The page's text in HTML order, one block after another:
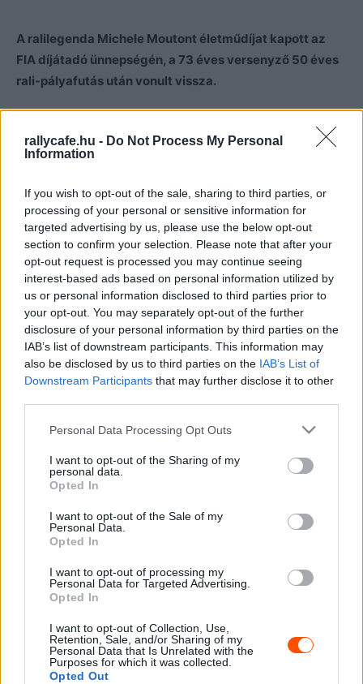
rallycafe.hu - Do Not Process My Personal
Information
If you wish to opt-out of the sale, sharing to third parties, or
processing of your personal or sensitive information for
targeted advertising by us, please use the below opt-out
section to confirm your selection. Please note that after your
opt-out request is processed you may continue seeing
interest-based ads based on personal information utilized by
us or personal information disclosed to third parties prior to
your opt-out. You may separately opt-out of the further
disclosure of your personal information by third parties on the
IAB’s list of downstream participants. This information may
also be disclosed by us to third parties on the IAB’s List of
Downstream Participants that may further disclose it to other
Please note that this website/app uses one or more Google
not limited to your visit or usage behaviour. You may click to
grant or deny consent to Google and its third-party tags to
use your data for below specified purposes in below Google
consent section.
Personal Data Processing Opt Outs
I want to opt-out of the Sharing of my
personal data.
Opted In
I want to opt-out of the Sale of my
Personal Data.
Opted In
I want to opt-out of processing my
Personal Data for Targeted Advertising.
Opted In
I want to opt-out of Collection, Use,
Retention, Sale, and/or Sharing of my
Personal Data that Is Unrelated with the
Purposes for which it was collected.
Opted Out
A ralilegenda Michele Moutont életműdíjat kapott az
FIA díjátadó ünnepségén, a 73 éves versenyző 50 éves
rali-pályafutás után vonult vissza.
Michele Mouton pályafutása során négy WRC-győzelmet
szerzett, és 1982-ben az Audival karrierje legjobb
mögött második lett. Mouton versenyzői pályafutása után
is a raliban dolgozott, és az idei szezon végén
visszavonult, hogy a továbbiakban a nyugdíjas éveit
élvezze.
A 73 éves Mouton 2010 és 2024 között az FIA biztonsági
delegáltja volt a WRC-versenyeken. Az FIA a munkáját
életműdíjjal ismerte el, amelyet a ruandai gálán vehetett
át.
évet raliversenyzőként, 20 évet a Race of Champions
szervezésével, és most 15 évet az FIA-nál”
– mondta
Mouton, aki azt is bevallotta, hogy nem számított ilyen
„Ma távozom, és ma a biztonság a legfontosabb,
elégedett vagyok mindazzal, amit az FIA egész csapatával
együtt teszünk. Most átadom a szót a fiatalabbaknak, és
tudom, hogy nagyon jól fogják folytatni
Michele Mouton továbbra is az egyetlen női pilóta, aki
eddig WRC-versenyt nyert.